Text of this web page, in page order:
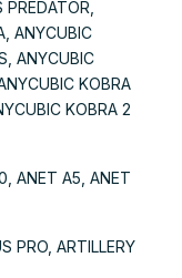
PREDATOR,
ANYCUBIC
ANYCUBIC
KOBRA
KOBRA 2
ANET A5, ANET
PRO, ARTILLERY